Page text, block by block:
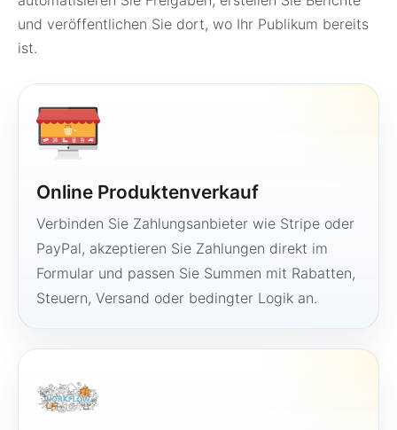
und veröffentlichen Sie dort, wo Ihr Publikum bereits
ist.
Online Produktenverkauf
Verbinden Sie Zahlungsanbieter wie Stripe oder
PayPal, akzeptieren Sie Zahlungen direkt im
Formular und passen Sie Summen mit Rabatten,
Steuern, Versand oder bedingter Logik an.